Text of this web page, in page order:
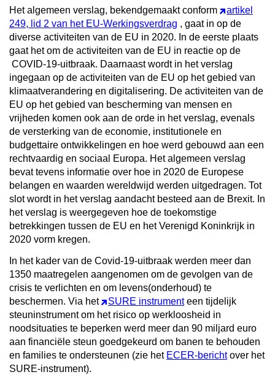
Het algemeen verslag, bekendgemaakt conform
artikel
249, lid 2 van het EU-Werkingsverdrag , gaat in op de
diverse activiteiten van de EU in 2020. In de eerste plaats
gaat het om de activiteiten van de EU in reactie op de
COVID-19-uitbraak. Daarnaast wordt in het verslag
ingegaan op de activiteiten van de EU op het gebied van
klimaatverandering en digitalisering. De activiteiten van de
EU op het gebied van bescherming van mensen en
vrijheden komen ook aan de orde in het verslag, evenals
de versterking van de economie, institutionele en
budgettaire ontwikkelingen en hoe werd gebouwd aan een
rechtvaardig en sociaal Europa. Het algemeen verslag
bevat tevens informatie over hoe in 2020 de Europese
belangen en waarden wereldwijd werden uitgedragen. Tot
slot wordt in het verslag aandacht besteed aan de Brexit. In
het verslag is weergegeven hoe de toekomstige
betrekkingen tussen de EU en het Verenigd Koninkrijk in
2020 vorm kregen.
In het kader van de Covid-19-uitbraak werden meer dan
1350 maatregelen aangenomen om de gevolgen van de
crisis te verlichten en om levens(onderhoud) te
beschermen. Via het
SURE instrument een tijdelijk
steuninstrument om het risico op werkloosheid in
noodsituaties te beperken werd meer dan 90 miljard euro
aan financiële steun goedgekeurd om banen te behouden
en families te ondersteunen (zie het ECER-berichtover het
SURE-instrument).